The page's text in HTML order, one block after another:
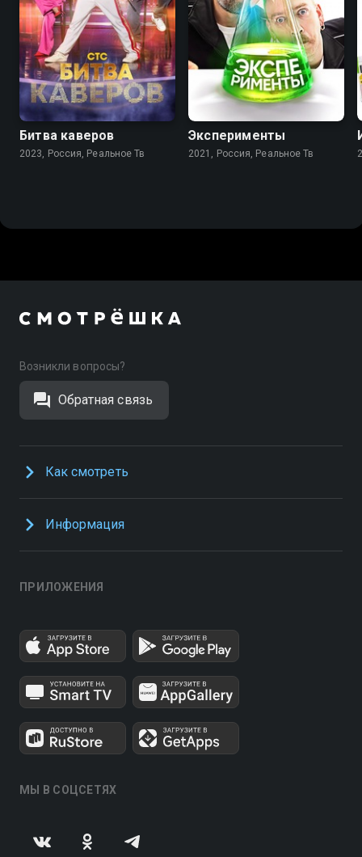
8.1
Битва каверов
2023, Россия, Реальное Тв
9.0
Эксперименты
2021, Россия, Реальное Тв
Возникли вопросы?
Обратная связь
Как смотреть
Информация
ПРИЛОЖЕНИЯ
МЫ В СОЦСЕТЯХ